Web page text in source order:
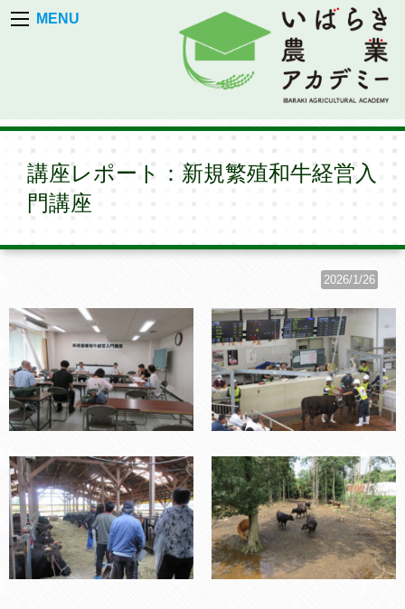
MENU
講座レポート：新規繁殖和牛経営入
門講座
2026/1/26